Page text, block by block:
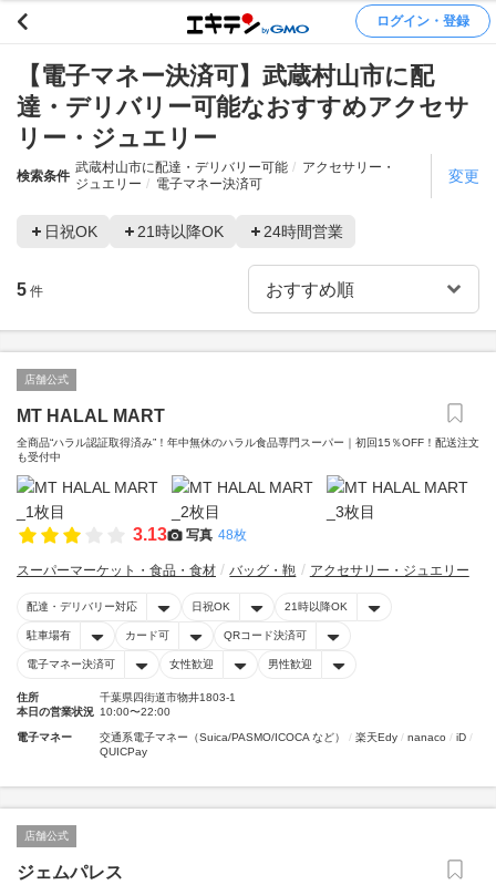
ログイン・登録
【電子マネー決済可】武蔵村山市に配
達・デリバリー可能なおすすめアクセサ
リー・ジュエリー
検索条件
武蔵村山市に配達・デリバリー可能
アクセサリー・
ジュエリー
電子マネー決済可 変更
日祝OK 21時以降OK 24時間営業
5 件
店舗公式
MT HALAL MART
全商品“ハラル認証取得済み”！年中無休のハラル食品専門スーパー｜初回15％OFF！配送注文
も受付中
3.13 写真 48枚
スーパーマーケット・食品・食材 バッグ・鞄 アクセサリー・ジュエリー
配達・デリバリー対応 日祝OK 21時以降OK
駐車場有 カード可 QRコード決済可
電子マネー決済可 女性歓迎 男性歓迎
住所
千葉県四街道市物井1803-1
本日の営業状況 10:00〜22:00
電子マネー 交通系電子マネー（Suica/PASMO/ICOCA など） 楽天Edy nanaco
iD
QUICPay
店舗公式
ジェムパレス